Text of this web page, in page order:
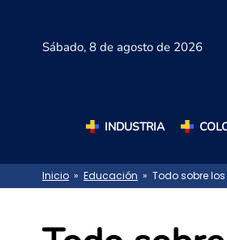
Sábado, 8 de agosto de 2026
INDUSTRIA
Inicio » Educación » Todo sobre